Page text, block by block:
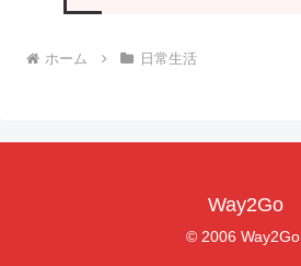
ホーム 日常生活
Way2Go
© 2006 Way2Go.